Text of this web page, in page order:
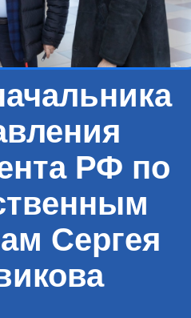
РФ по
Сергея